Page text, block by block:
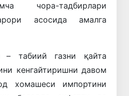
чора-тадбирлари
асосида амалга
– табиий газни қайта
кенгайтиришни давом
хомашеси импортини